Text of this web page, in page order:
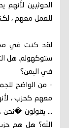
الحوثيين لأنهم
للعمل معهم ،
لقد كنت في
ستوكهولم. هل
في اليمن؟
- من الواضح
معهم كحزب ،
... يقولون �نحن
الله؟ هل هم حزب